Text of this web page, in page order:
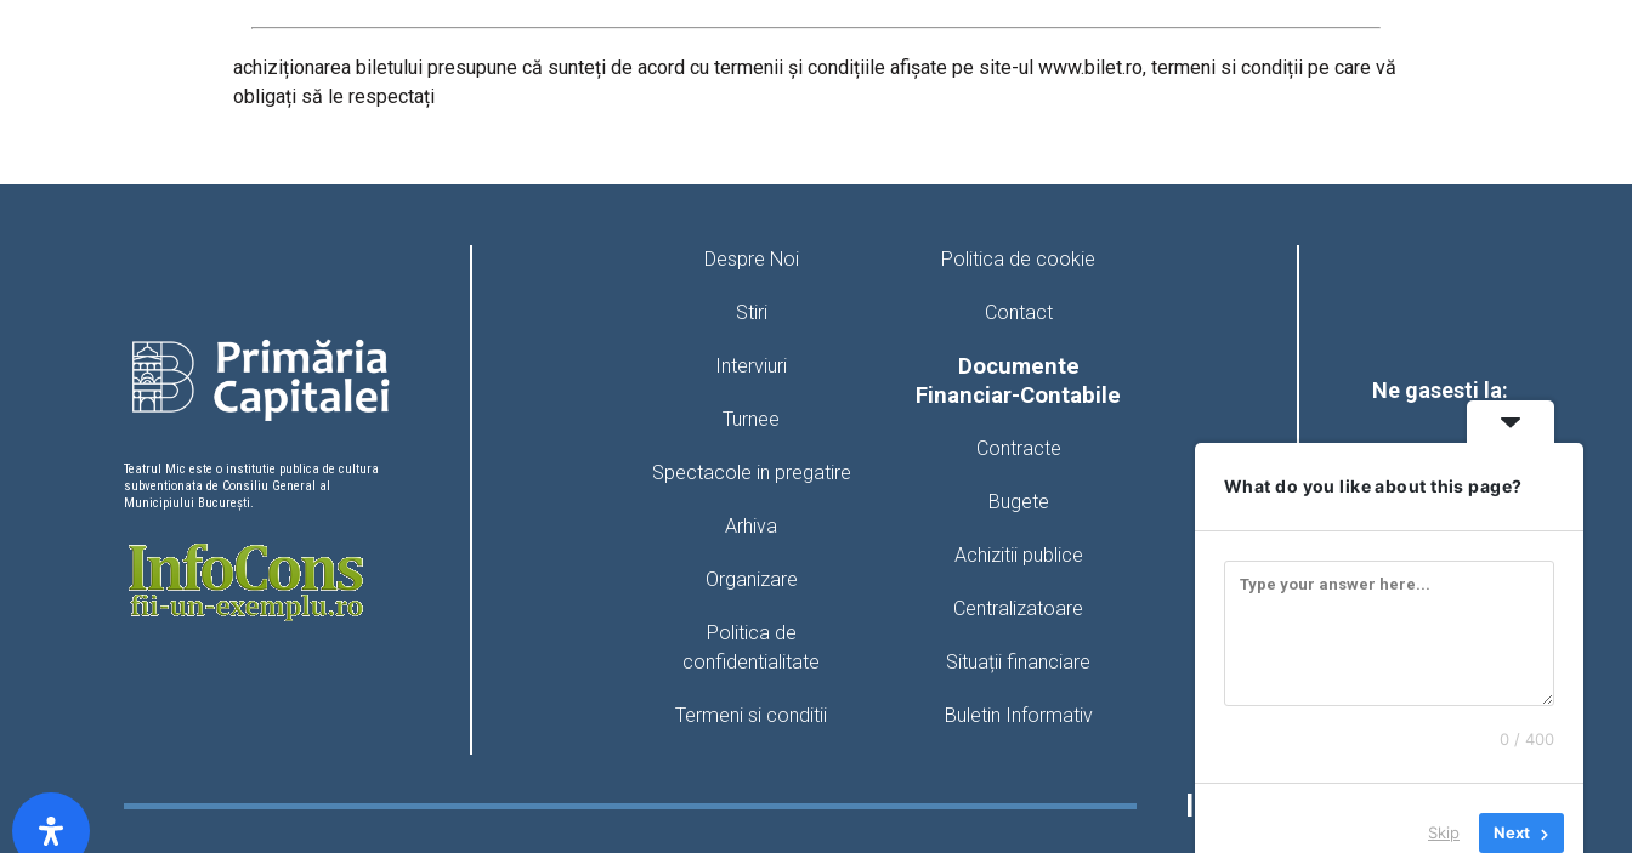
achiziționarea biletului presupune că sunteți de acord cu termenii și condițiile afișate pe site-ul www.bilet.ro, termeni si condiții pe care vă
obligați să le respectați
Teatrul Mic este o institutie publica de cultura
subventionata de Consiliu General al
Municipiului București.
Despre Noi
Stiri
Interviuri
Turnee
Spectacole in pregatire
Arhiva
Organizare
Politica de
confidentialitate
Termeni si conditii
Politica de cookie
Contact
Documente
Financiar-Contabile
Contracte
Bugete
Achizitii publice
Centralizatoare
Situații financiare
Buletin Informativ
Ne gasesti la:
Inscrie-te la newsletter
What do you like about this page?
0 / 400
Skip Next